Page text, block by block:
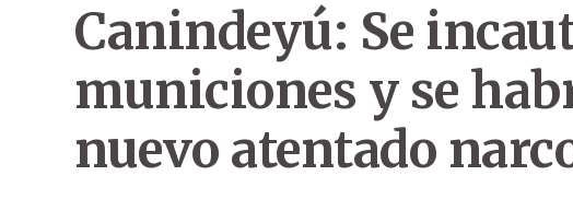
Canindeyú: Se
municiones y se
nuevo atentado